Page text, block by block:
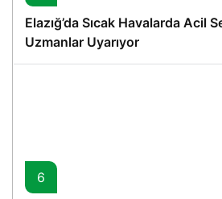
Elazığ’da Sıcak Havalarda Acil
Uzmanlar Uyarıyor
6